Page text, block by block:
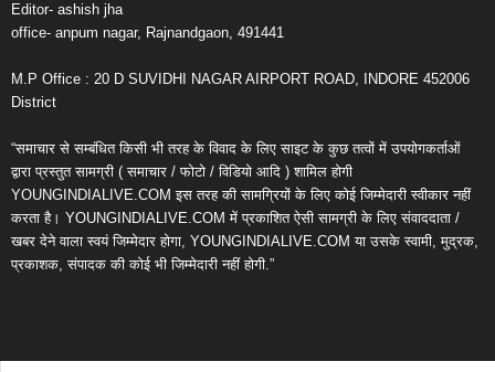
Editor- ashish jha
office- anpum nagar, Rajnandgaon, 491441
M.P Office : 20 D SUVIDHI NAGAR AIRPORT ROAD, INDORE 452006
District
“समाचार से सम्बंधित किसी भी तरह के विवाद के लिए साइट के कुछ तत्वों में उपयोगकर्ताओं
द्वारा प्रस्तुत सामग्री ( समाचार / फोटो / विडियो आदि ) शामिल होगी
YOUNGINDIALIVE.COM इस तरह की सामग्रियों के लिए कोई जिम्मेदारी स्वीकार नहीं
करता है। YOUNGINDIALIVE.COM में प्रकाशित ऐसी सामग्री के लिए संवाददाता /
खबर देने वाला स्वयं जिम्मेदार होगा, YOUNGINDIALIVE.COM या उसके स्वामी, मुद्रक,
प्रकाशक, संपादक की कोई भी जिम्मेदारी नहीं होगी.”